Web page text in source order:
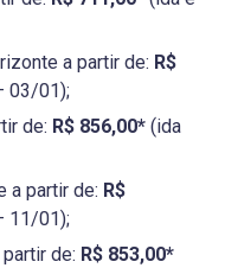
a partir de: R$
03/01);
de: R$ 856,00* (ida
a partir de: R$
11/01);
de: R$ 853,00*